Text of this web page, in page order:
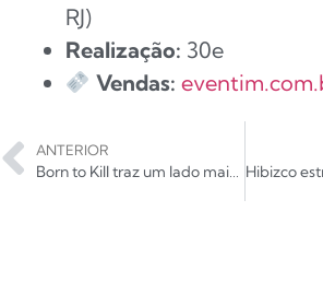
RJ)
Realização: 30e
Vendas:
ANTERIOR